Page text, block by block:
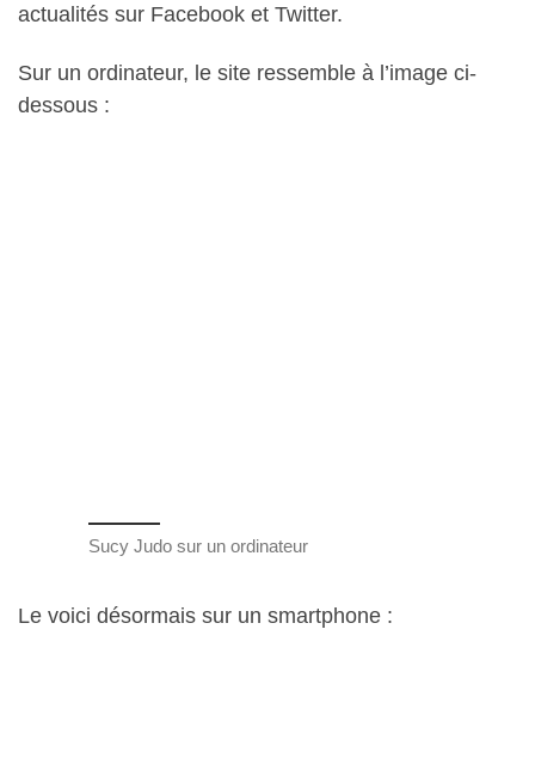
actualités sur Facebook et Twitter.
Sur un ordinateur, le site ressemble à l’image ci-
dessous :
Sucy Judo sur un ordinateur
Le voici désormais sur un smartphone :